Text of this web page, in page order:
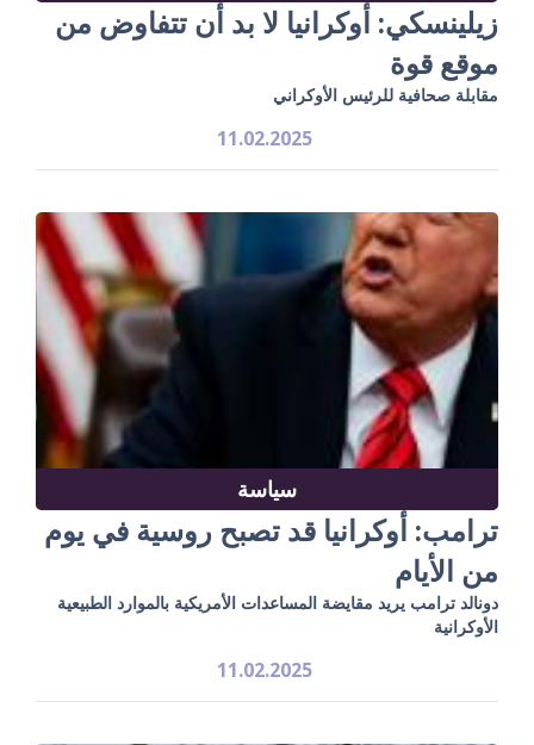
زيلينسكي: أوكرانيا لا بد أن تتفاوض من
موقع قوة
مقابلة صحافية للرئيس الأوكراني
11.02.2025
سياسة
ترامب: أوكرانيا قد تصبح روسية في يوم
من الأيام
دونالد ترامب يريد مقايضة المساعدات الأمريكية بالموارد الطبيعية
الأوكرانية
11.02.2025